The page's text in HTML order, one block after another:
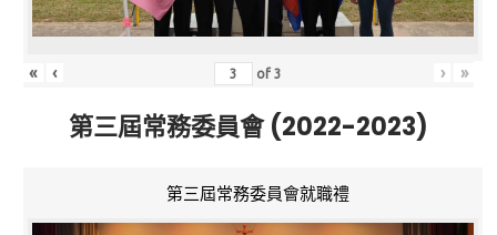
« ‹ of3 › »
第三屆常務委員會 (2022-2023)
第三屆常務委員會就職禮